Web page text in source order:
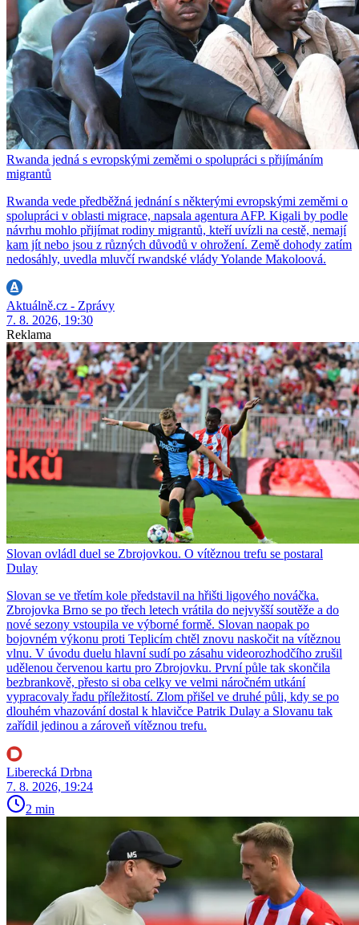
Rwanda jedná s evropskými zeměmi o spolupráci s přijímáním
migrantů
Rwanda vede předběžná jednání s některými evropskými zeměmi o
spolupráci v oblasti migrace, napsala agentura AFP. Kigali by podle
návrhu mohlo přijímat rodiny migrantů, kteří uvízli na cestě, nemají
kam jít nebo jsou z různých důvodů v ohrožení. Země dohody zatím
nedosáhly, uvedla mluvčí rwandské vlády Yolande Makoloová.
Aktuálně.cz - Zprávy
7. 8. 2026, 19:30
Reklama
Slovan ovládl duel se Zbrojovkou. O vítěznou trefu se postaral
Dulay
Slovan se ve třetím kole představil na hřišti ligového nováčka.
Zbrojovka Brno se po třech letech vrátila do nejvyšší soutěže a do
nové sezony vstoupila ve výborné formě. Slovan naopak po
bojovném výkonu proti Teplicím chtěl znovu naskočit na vítěznou
vlnu. V úvodu duelu hlavní sudí po zásahu videorozhodčího zrušil
udělenou červenou kartu pro Zbrojovku. První půle tak skončila
bezbrankově, přesto si oba celky ve velmi náročném utkání
vypracovaly řadu příležitostí. Zlom přišel ve druhé půli, kdy se po
dlouhém vhazování dostal k hlavičce Patrik Dulay a Slovanu tak
zařídil jedinou a zároveň vítěznou trefu.
Liberecká Drbna
7. 8. 2026, 19:24
2 min